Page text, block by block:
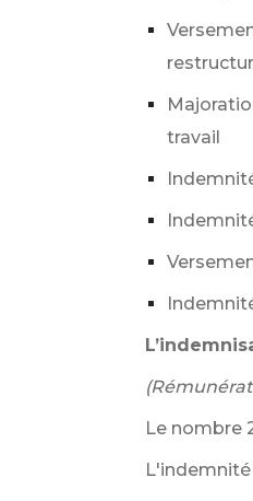
travail
Le nombre